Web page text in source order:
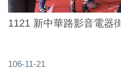
1121 新中華路影音電器
106-11-21